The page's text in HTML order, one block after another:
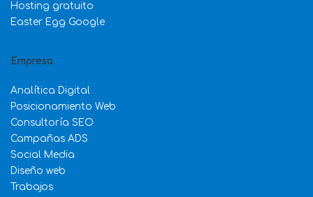
Hosting gratuito
Easter Egg Google
Empresa
Analítica Digital
Posicionamiento Web
Consultoría SEO
Campañas ADS
Social Media
Diseño web
Trabajos